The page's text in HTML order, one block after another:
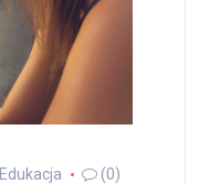
Edukacja (0)